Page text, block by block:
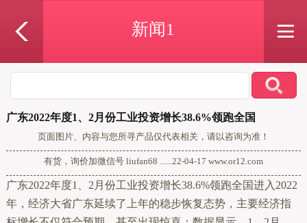
新闻1
广东2022年度1、2月份工业投资增长38.6%领跑全国
页面图片、内容与您所寻产品仅代表相关，请以咨询为准！
有货，询价加微信号 liufan68 ......22-04-17 www.or12.com
广东2022年度1、2月份工业投资增长38.6%领跑全国进入2022
年，经济大省广东延续了上年的稳步恢复态势，主要经济指